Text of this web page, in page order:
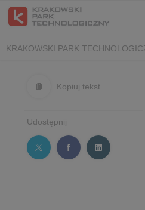
KRAKOWSKI PARK
Kopiuj tekst
Udostępnij